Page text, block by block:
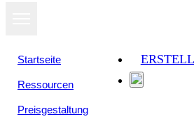
Startseite
Ressourcen
Preisgestaltung